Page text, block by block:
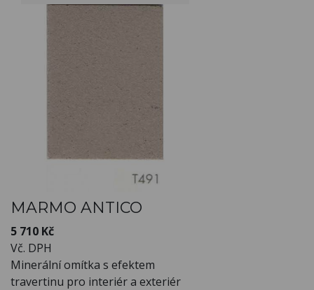
MARMO ANTICO
5 710 Kč
Vč. DPH
Minerální omítka s efektem
travertinu pro interiér a exteriér